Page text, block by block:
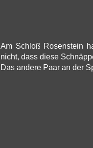
Am Schloß Rosenstein
nicht, dass diese
Das andere Paar an der